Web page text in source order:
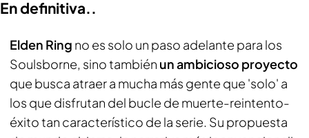
En definitiva..
Elden Ring no es solo un paso adelante para los
Soulsborne, sino también un ambicioso proyecto
que busca atraer a mucha más gente que 'solo' a
los que disfrutan del bucle de muerte-reintento-
éxito tan característico de la serie. Su propuesta